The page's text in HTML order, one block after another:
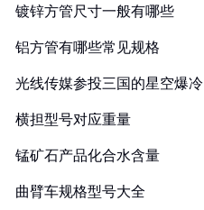
镀锌方管尺寸一般有哪些
铝方管有哪些常见规格
光线传媒参投三国的星空爆冷
横担型号对应重量
锰矿石产品化合水含量
曲臂车规格型号大全